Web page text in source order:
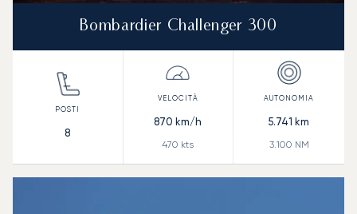
Bombardier Challenger 300
8
870 km/h
470 kts
5.741 km
3.100 NM